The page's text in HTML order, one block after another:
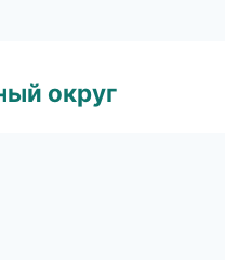
округ